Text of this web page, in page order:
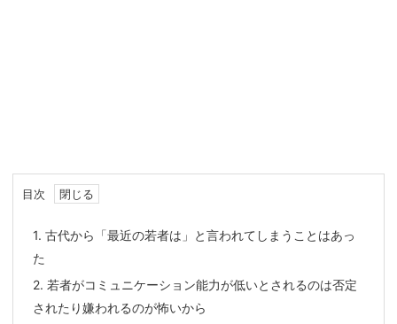
目次
1. 古代から「最近の若者は」と言われてしまうことはあっ
た
2. 若者がコミュニケーション能力が低いとされるのは否定
されたり嫌われるのが怖いから